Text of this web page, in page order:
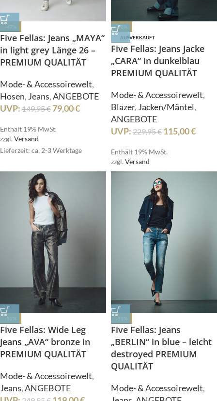
-47%
Five Fellas: Jeans „MAYA“
in light grey Länge 26 –
PREMIUM QUALITÄT
Mode- & Accessoirewelt,
Hosen, Jeans,ANGEBOTE
UVP: 149,95€ 79,00€
Enthält 19% MwSt.
zzgl. Versand
Lieferzeit: ca. 2-3 Werktage
-50%
AUSVERKAUFT
Five Fellas: Jeans Jacke
„CARA“ in dunkelblau
PREMIUM QUALITÄT
Mode- & Accessoirewelt,
Blazer, Jacken/Mäntel,
ANGEBOTE
UVP: 229,95€ 115,00€
Enthält 19% MwSt.
zzgl. Versand
-52%
Five Fellas: Wide Leg
Jeans „AVA“ bronze in
PREMIUM QUALITÄT
Mode- & Accessoirewelt,
Jeans,ANGEBOTE
-51%
Five Fellas: Jeans
„BERLIN“ in blue – leicht
destroyed PREMIUM
QUALITÄT
Mode- & Accessoirewelt,